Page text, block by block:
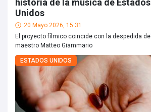
historia de la música de Estados
Unidos
20 Mayo 2026, 15:31
El proyecto fílmico coincide con la despedida del
maestro Matteo Giammario
ESTADOS UNIDOS